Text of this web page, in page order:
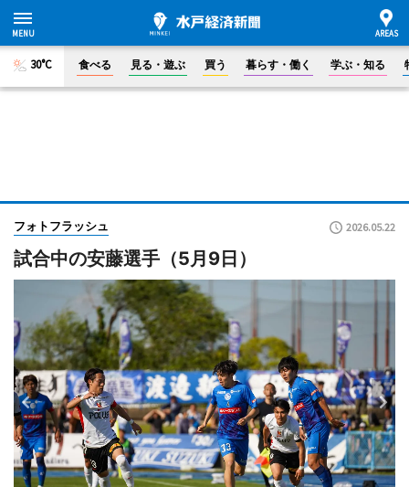
30°C 食べる 見る・遊ぶ 買う 暮らす・働く 学ぶ・知る
フォトフラッシュ 2026.05.22
試合中の安藤選手（5月9日）